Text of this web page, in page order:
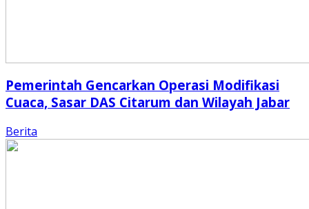
Pemerintah Gencarkan Operasi Modifikasi
Cuaca, Sasar DAS Citarum dan Wilayah Jabar
Berita